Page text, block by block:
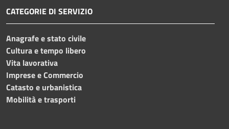
CATEGORIE DI SERVIZIO
Anagrafe e stato civile
Cultura e tempo libero
Vita lavorativa
Imprese e Commercio
Catasto e urbanistica
Mobilità e trasporti